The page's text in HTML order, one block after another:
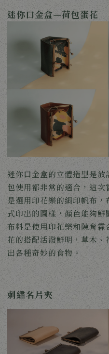
迷你口金盒—荷包蛋花
迷你口金盒的立體造型是
包使用都非常的適合，這
是選用印花樂的絹印帆布
式印出的圖樣，顏色能夠
布料是使用印花樂和陳育
花的搭配活潑鮮明，草木
出各種奇妙的食物。
刺繡名片夾